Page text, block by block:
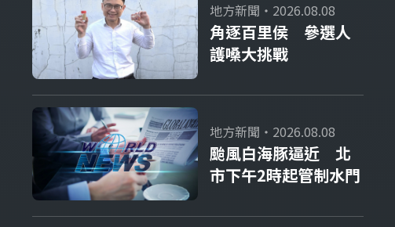
地方新聞・2026.08.08
角逐百里侯 參選人
護嗓大挑戰
地方新聞・2026.08.08
颱風白海豚逼近 北
市下午2時起管制水門